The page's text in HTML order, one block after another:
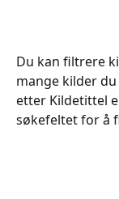
Du kan filtrere
mange kilder
etter Kildetittel
søkefeltet for å